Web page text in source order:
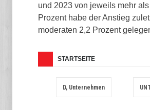
und 2023 von jeweils mehr
Prozent habe der Anstieg
moderaten 2,2 Prozent
STARTSEITE
D, Unternehmen